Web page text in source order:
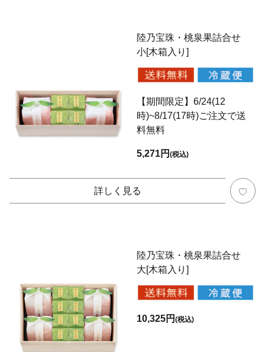
陸乃宝珠・桃泉果詰合せ
小[木箱入り]
【期間限定】6/24(12
時)~8/17(17時)ご注文で送
料無料
5,271円(税込)
詳しく見る
陸乃宝珠・桃泉果詰合せ
大[木箱入り]
10,325円(税込)